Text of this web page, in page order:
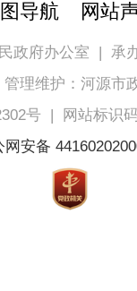
导航 网站
政府办公室 | 承
管理维护：河源市
号|
网站标识
网安备